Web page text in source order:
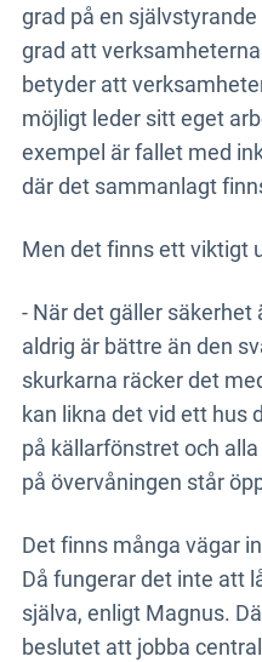
grad på en
grad att
betyder att
möjligt leder sitt eget
exempel är fallet med
där det sammanlagt
Men det finns ett viktigt
- När det gäller
aldrig är bättre än den
skurkarna räcker det
kan likna det vid ett hus
på källarfönstret och
på övervåningen står
Det finns många vägar
Då fungerar det inte att
själva, enligt Magnus.
beslutet att jobba